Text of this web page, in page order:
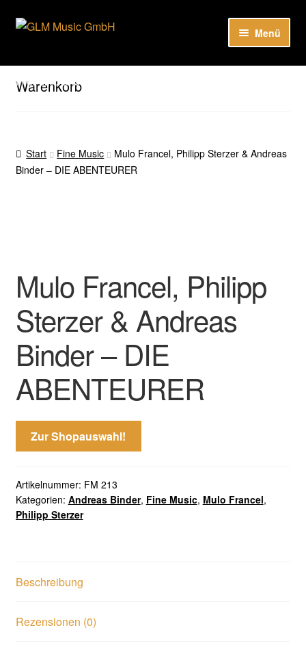
Hier sind unsere Neuigkeiten zu hören: Spotify
Zur
Zum
Menü
Unser Katalog
EN
Warenkorb
Start Fine Music
Mulo Francel, Philipp Sterzer & Andreas
Binder – DIE ABENTEURER
Mulo Francel, Philipp
Sterzer & Andreas
Binder – DIE
ABENTEURER
Zur Shopauswahl!
Artikelnummer: FM 213
Kategorien: Andreas Binder, Fine Music, Mulo Francel,
Philipp Sterzer
Beschreibung
Rezensionen (0)